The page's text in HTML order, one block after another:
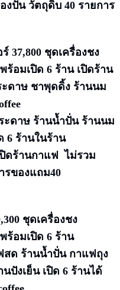
งปั่น วัตถุดิบ 40 รายการ
37,800 ชุดเครื่องชง
ร้อมเปิด 6 ร้านเปิดร้าน
ดาษ ชาพุดดิ้ง ร้านนม
ะดาษ ร้านน้ำปั่น ร้านนม
6 ร้านในร้าน
ดร้านกาแฟ ไม่รวม
รของแถม40
ชุดเครื่องชง
ร้อมเปิด 6 ร้าน
สด ร้านน้ำปั่น กาแฟถุง
ปังเย็น เปิด 6 ร้านได้